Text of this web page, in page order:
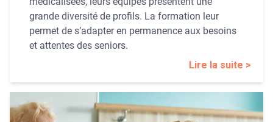
grande diversité de profils. La formation leur
permet de s’adapter en permanence aux besoins
et attentes des seniors.
Lire la suite >